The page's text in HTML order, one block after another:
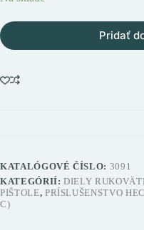
Pridať
KATALÓGOVÉ ČÍSLO: 3091
KATEGÓRIÍ:DIELY
PIŠTOLE, PRÍSLUŠENSTVO
C)